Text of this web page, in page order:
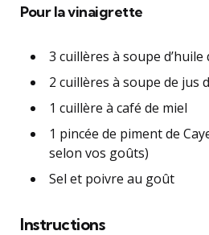
Pour la vinaigrette
3 cuillères à soupe d’huile
2 cuillères à soupe de jus
1 cuillère à café de miel
1 pincée de piment de
selon vos goûts)
Sel et poivre au goût
Instructions